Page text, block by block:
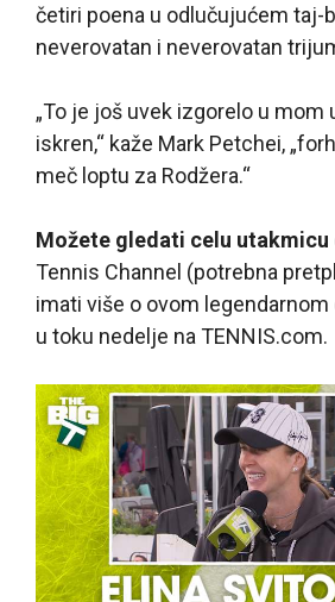
četiri poena u odlučujućem taj-
neverovatan i neverovatan
„To je još uvek izgorelo u mom
iskren,“ kaže Mark Petchei,
meč loptu za Rodžera.“
Možete gledati celu utakmicu
Tennis Channel (potrebna
imati više o ovom
u toku nedelje na TENNIS.com.